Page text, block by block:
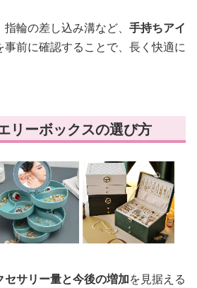
輪の差し込み溝など、 手持ちアイ
事前に確認することで、長く快適に
リーボックスの選び方
セサリー量と今後の増加を見据える